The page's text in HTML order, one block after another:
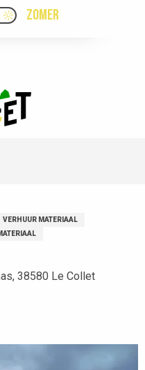
ACTUELLE ÉTÉ :
PAGE D’ACCUEIL
ZOMER
VERHUUR MATERIAAL
38580 Le Collet